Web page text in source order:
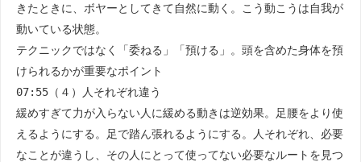
きたときに、ボヤーとしてきて自然に動く。こう動こうは自我が
動いている状態。
テクニックではなく「委ねる」「預ける」。頭を含めた身体を預
けられるかが重要なポイント
07:55（４）人それぞれ違う
緩めすぎて力が入らない人に緩める動きは逆効果。足腰をより使
えるようにする。足で踏ん張れるようにする。人それぞれ、必要
なことが違うし、その人にとって使ってない必要なルートを見つ